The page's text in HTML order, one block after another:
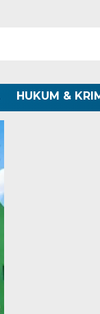
HUKUM &